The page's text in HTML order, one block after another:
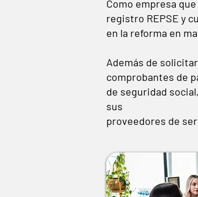
Como empresa
registro REPSE y
en la reforma en
Además de
comprobantes de
de seguridad
sus
proveedores de